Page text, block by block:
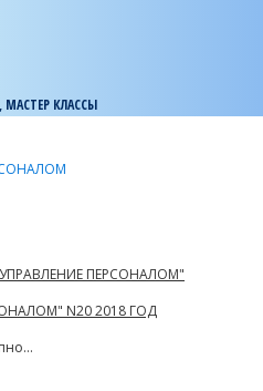
КЛАССЫ
ПЕРСОНАЛОМ"
N20 2018 ГОД